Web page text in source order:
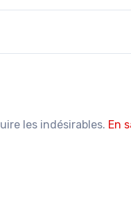
les indésirables. En